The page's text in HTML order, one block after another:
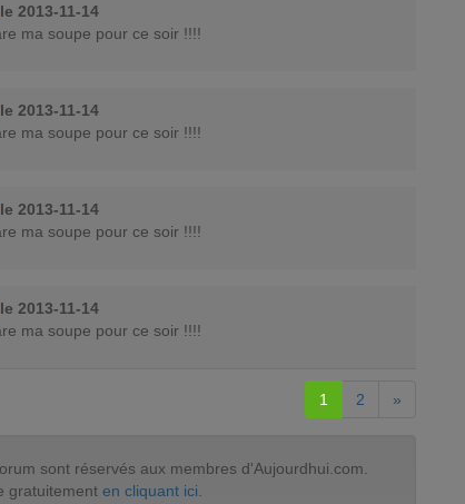
le 2013-11-14
ma soupe pour ce soir !!!!
le 2013-11-14
ma soupe pour ce soir !!!!
le 2013-11-14
ma soupe pour ce soir !!!!
le 2013-11-14
ma soupe pour ce soir !!!!
1 2 »
sont réservés aux membres d'Aujourdhui.com.
gratuitement en cliquant ici